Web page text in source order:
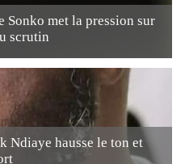
Sonko met la pression sur
scrutin
Ndiaye hausse le ton et